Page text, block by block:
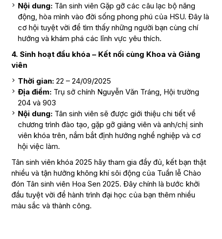
Nội dung:Tân sinh viên Gặp gỡ các câu lạc bộ năng
động, hòa mình vào đời sống phong phú của HSU. Đây là
cơ hội tuyệt vời để tìm thấy những người bạn cùng chí
hướng và khám phá các lĩnh vực yêu thích.
4. Sinh hoạt đầu khóa – Kết nối cùng Khoa và Giảng
viên
Thời gian:22 – 24/09/2025
Địa điểm:Trụ sở chính Nguyễn Văn Tráng, Hội trường
204 và 903
Nội dung:Tân sinh viên sẽ được giới thiệu chi tiết về
chương trình đào tạo, gặp gỡ giảng viên và anh/chị sinh
viên khóa trên, nắm bắt định hướng nghề nghiệp và cơ
hội việc làm.
Tân sinh viên khóa 2025 hãy tham gia đầy đủ, kết bạn thật
nhiều và tận hưởng không khí sôi động của Tuần lễ Chào
đón Tân sinh viên Hoa Sen 2025. Đây chính là bước khởi
đầu tuyệt vời để hành trình đại học của bạn thêm nhiều
màu sắc và thành công.